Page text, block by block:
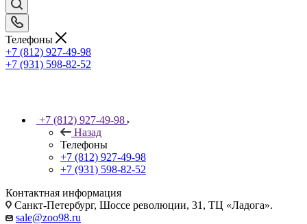
Телефоны
+7 (812) 927-49-98
+7 (931) 598-82-52
+7 (812) 927-49-98
Назад
Телефоны
+7 (812) 927-49-98
+7 (931) 598-82-52
Контактная информация
Санкт-Петербург, Шоссе революции, 31, ТЦ «Ладога».
sale@zoo98.ru